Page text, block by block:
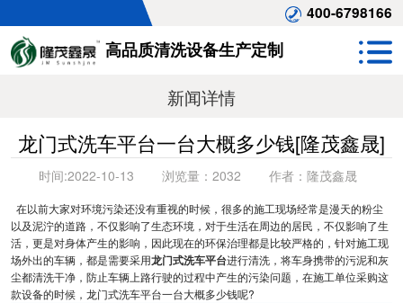
400-6798166
高品质清洗设备生产定制
新闻详情
龙门式洗车平台一台大概多少钱[隆茂鑫晟]
时间:2022-10-13 浏览量： 2032 作者： 隆茂鑫晟
在以前大家对环境污染还没有重视的时候，很多的施工现场经常是漫天的粉尘
以及泥泞的道路，不仅影响了生态环境，对于生活在周边的居民，不仅影响了生
活，更是对身体产生的影响，因此现在的环保治理都是比较严格的，针对施工现
场外出的车辆，都是需要采用龙门式洗车平台进行清洗，将车身携带的污泥和灰
尘都清洗干净，防止车辆上路行驶的过程中产生的污染问题，在施工单位采购这
款设备的时候，龙门式洗车平台一台大概多少钱呢?